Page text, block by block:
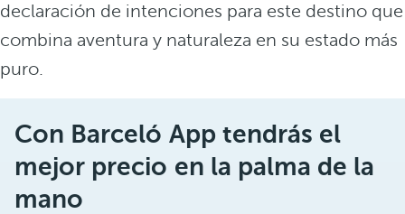
declaración de intenciones para este destino que
combina aventura y naturaleza en su estado más
puro.
Con Barceló App tendrás el
mejor precio en la palma de la
mano